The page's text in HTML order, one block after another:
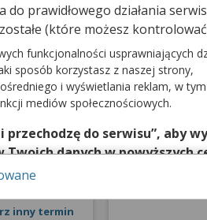
2026
dni
inny termin
Pierwsza
Lekarz nie
z
na
do prawidłowego działania
(które możesz
funkcjonalności usprawniających
sposób korzystasz z naszej strony,
i wyświetlania reklam, w
mediów społecznościowych.
przechodzę do serwisu”, aby
danych w powyższych
zgody jest dobrowolne, a
na przetwarzanie Twoich
lub chcesz przeprowadzić